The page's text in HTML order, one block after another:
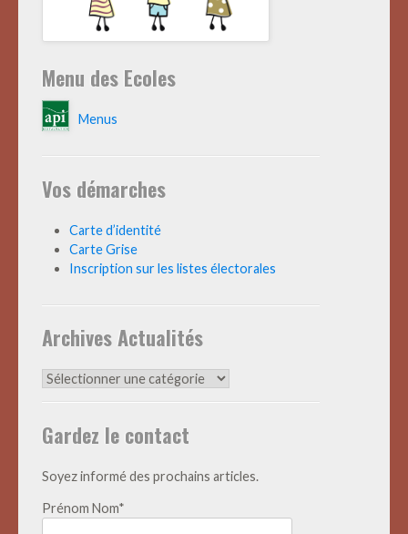
Menu des Ecoles
Menus
Vos démarches
Carte d’identité
Carte Grise
Inscription sur les listes électorales
Archives Actualités
Archives
Gardez le contact
Soyez informé des prochains articles.
Prénom Nom*